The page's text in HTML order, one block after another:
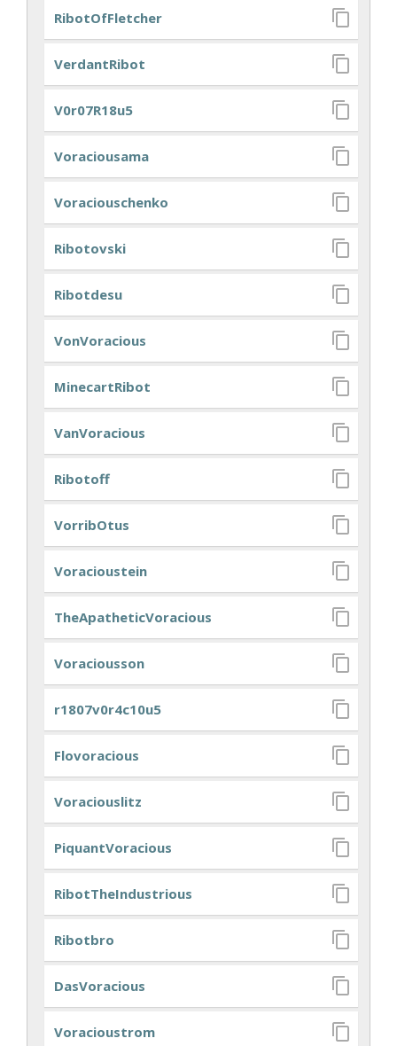
RibotOfFletcher
VerdantRibot
V0r07R18u5
Voraciousama
Voraciouschenko
Ribotovski
Ribotdesu
VonVoracious
MinecartRibot
VanVoracious
Ribotoff
VorribOtus
Voracioustein
TheApatheticVoracious
Voraciousson
r1807v0r4c10u5
Flovoracious
Voraciouslitz
PiquantVoracious
RibotTheIndustrious
Ribotbro
DasVoracious
Voracioustrom